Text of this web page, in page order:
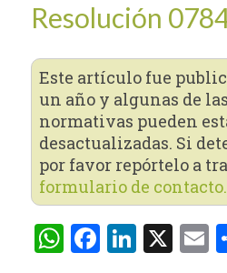
Resolución
Este artículo fue
un año y algunas de
normativas pueden
desactualizadas. Si
por favor repórtelo a
formulario de contacto.
WhatsApp
X